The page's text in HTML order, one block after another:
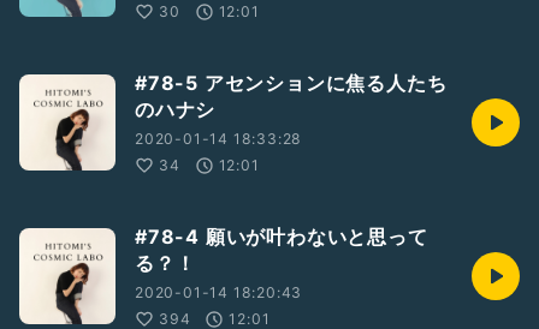
30
12:01
#78-5 アセンションに焦る人たち
のハナシ
2020-01-14 18:33:28
34
12:01
#78-4 願いが叶わないと思って
る？！
2020-01-14 18:20:43
394
12:01